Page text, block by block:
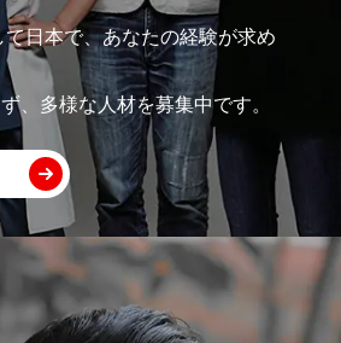
日本で、あなたの経験が求め
、多様な人材を募集中です。